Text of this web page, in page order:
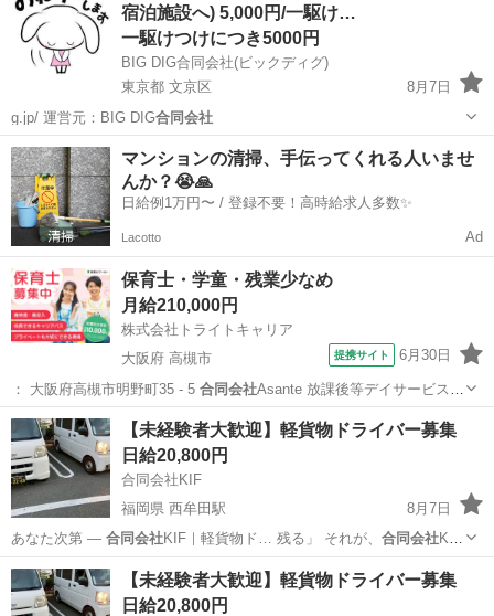
宿泊施設へ) 5,000円/一駆け…
一駆けつけにつき5000円
BIG DIG合同会社(ビックディグ)
東京都 文京区
8月7日
g.jp/ 運営元：BIG DIG合同会社
東京 文京区 宿泊施設
マンションの清掃、手伝ってくれる人いませ
んか？😭🙏
日給例1万円〜 / 登録不要！高時給求人多数✨
Lacotto Ad
保育士・学童・残業少なめ
月給210,000円
株式会社トライトキャリア
大阪府 高槻市
提携サイト 6月30日
： 大阪府高槻市明野町35 - 5 合同会社Asante 放課後等デイサービス
…大阪 高槻市 保育士
【未経験者大歓迎】軽貨物ドライバー募集
日給20,800円
合同会社KIF
福岡県 西牟田駅
8月7日
あなた次第 ― 合同会社KIF｜軽貨物ド… 残る」 それが、 合同会社KIF
の働き方で… せんか？ ★合同会社KIFが“選ばれ… あなたの一歩を、
合同会社KIFが全力で応…
福岡 八女市 西牟田駅 ドライバー 合同会社
【未経験者大歓迎】軽貨物ドライバー募集
日給20,800円